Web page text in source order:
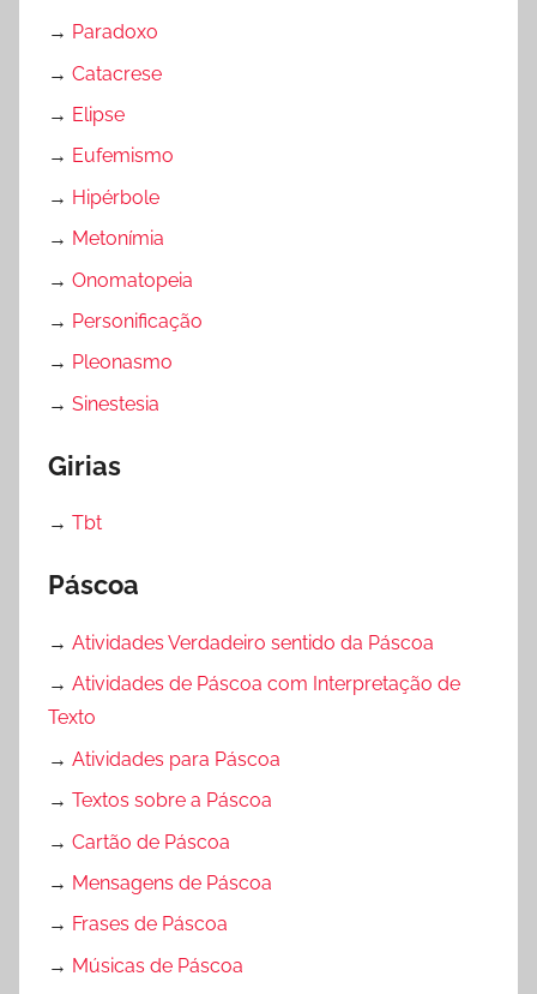
→ Paradoxo
→ Catacrese
→ Elipse
→ Eufemismo
→ Hipérbole
→ Metonímia
→ Onomatopeia
→ Personificação
→ Pleonasmo
→ Sinestesia
Girias
→ Tbt
Páscoa
→ Atividades Verdadeiro sentido da Páscoa
→ Atividades de Páscoa com Interpretação de
Texto
→ Atividades para Páscoa
→ Textos sobre a Páscoa
→ Cartão de Páscoa
→ Mensagens de Páscoa
→ Frases de Páscoa
→ Músicas de Páscoa